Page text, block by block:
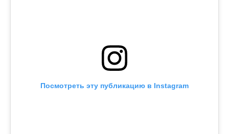
Посмотреть эту публикацию в Instagram